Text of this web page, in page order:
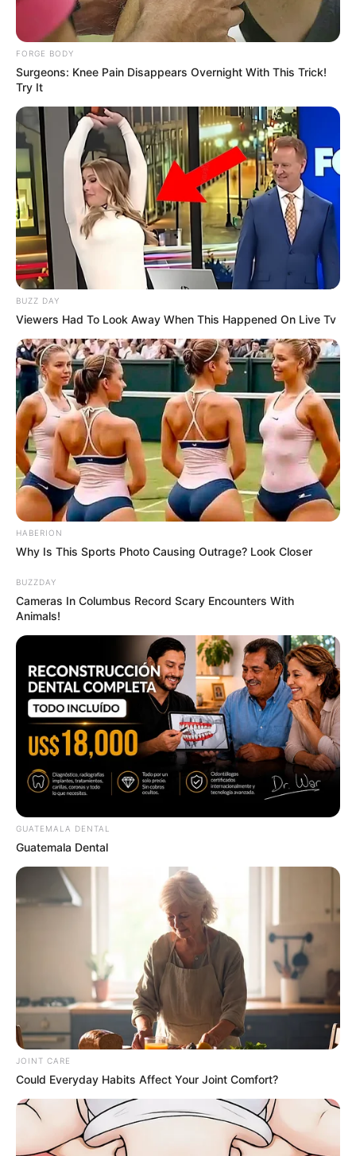
Macaulay Culkin's Own Version Of The New ‘Home
Alone’
BRAINBERRIES
Why everything you thought you knew about water
might be wrong
CTA LOVE
6 Best '90s Action Movies To Watch Today
10 Tallest Women You Won't Believe Exist
BRAINBERRIES
Take A Look At Demi Moore's Most Iconic And
Provocative Roles
FORGE BODY
Surgeons: Knee Pain Disappears Overnight With This Trick!
Try It
BUZZ DAY
Viewers Had To Look Away When This Happened On Live Tv
HABERION
Why Is This Sports Photo Causing Outrage? Look Closer
BUZZDAY
Cameras In Columbus Record Scary Encounters With
Animals!
GUATEMALA DENTAL
Guatemala Dental
JOINT CARE
Could Everyday Habits Affect Your Joint Comfort?